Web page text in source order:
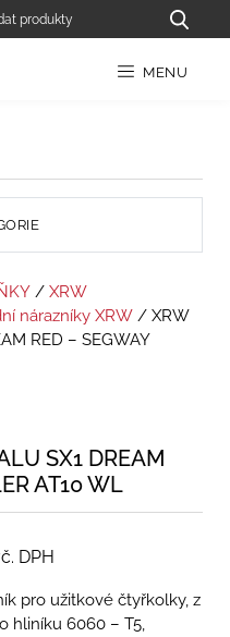
MENU
/ XRW
nárazníky XRW / XRW
RED – SEGWAY
SX1 DREAM
AT10 WL
DPH
pro užitkové čtyřkolky, z
hliníku 6060 – T5,